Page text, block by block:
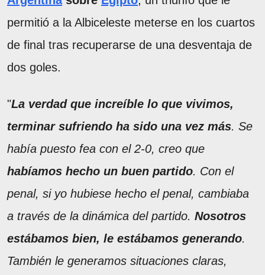
permitió a la Albiceleste meterse en los cuartos
de final tras recuperarse de una desventaja de
dos goles.
"La verdad que increíble lo que vivimos,
terminar sufriendo ha sido una vez más. Se
había puesto fea con el 2-0, creo que
habíamos hecho un buen partido. Con el
penal, si yo hubiese hecho el penal, cambiaba
a través de la dinámica del partido. Nosotros
estábamos bien, le estábamos generando.
También le generamos situaciones claras,